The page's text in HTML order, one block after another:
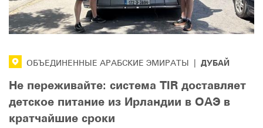
ОБЪЕДИНЕННЫЕ АРАБСКИЕ ЭМИРАТЫ ДУБАЙ
Не переживайте: система TIR доставляет
детское питание из Ирландии в ОАЭ в
кратчайшие сроки